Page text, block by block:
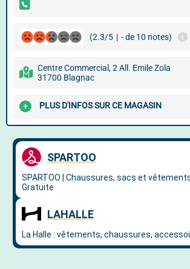
(2.3/5 | - de 10 notes)
Centre Commercial, 2 All. Emile Zola
31700 Blagnac
PLUS D'INFOS SUR CE MAGASIN